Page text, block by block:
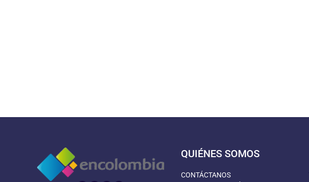
QUIÉNES SOMOS
CONTÁCTANOS